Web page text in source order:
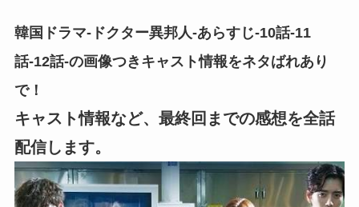
韓国ドラマ-ドクター異邦人-あらすじ-10話-11
話-12話-の画像つきキャスト情報をネタばれあり
で！
キャスト情報など、最終回までの感想を全話
配信します。